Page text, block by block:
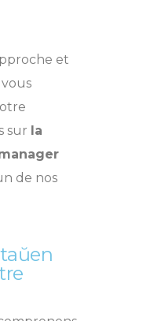
et
sur la
de nos